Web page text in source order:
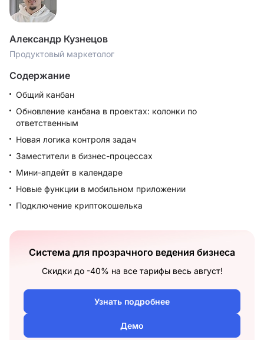
Александр Кузнецов
Продуктовый маркетолог
Содержание
Общий канбан
Обновление канбана в проектах: колонки по
ответственным
Новая логика контроля задач
Заместители в бизнес-процессах
Мини-апдейт в календаре
Новые функции в мобильном приложении
Подключение криптокошелька
Система для прозрачного ведения бизнеса
Скидки до -40% на все тарифы весь август!
Узнать подробнее
Демо